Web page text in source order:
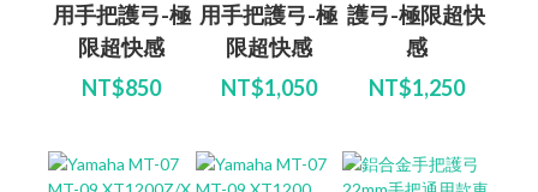
用手把護弓-極
限超快感
NT$850
用手把護弓-極
限超快感
NT$1,050
護弓-極限超快
感
NT$1,250